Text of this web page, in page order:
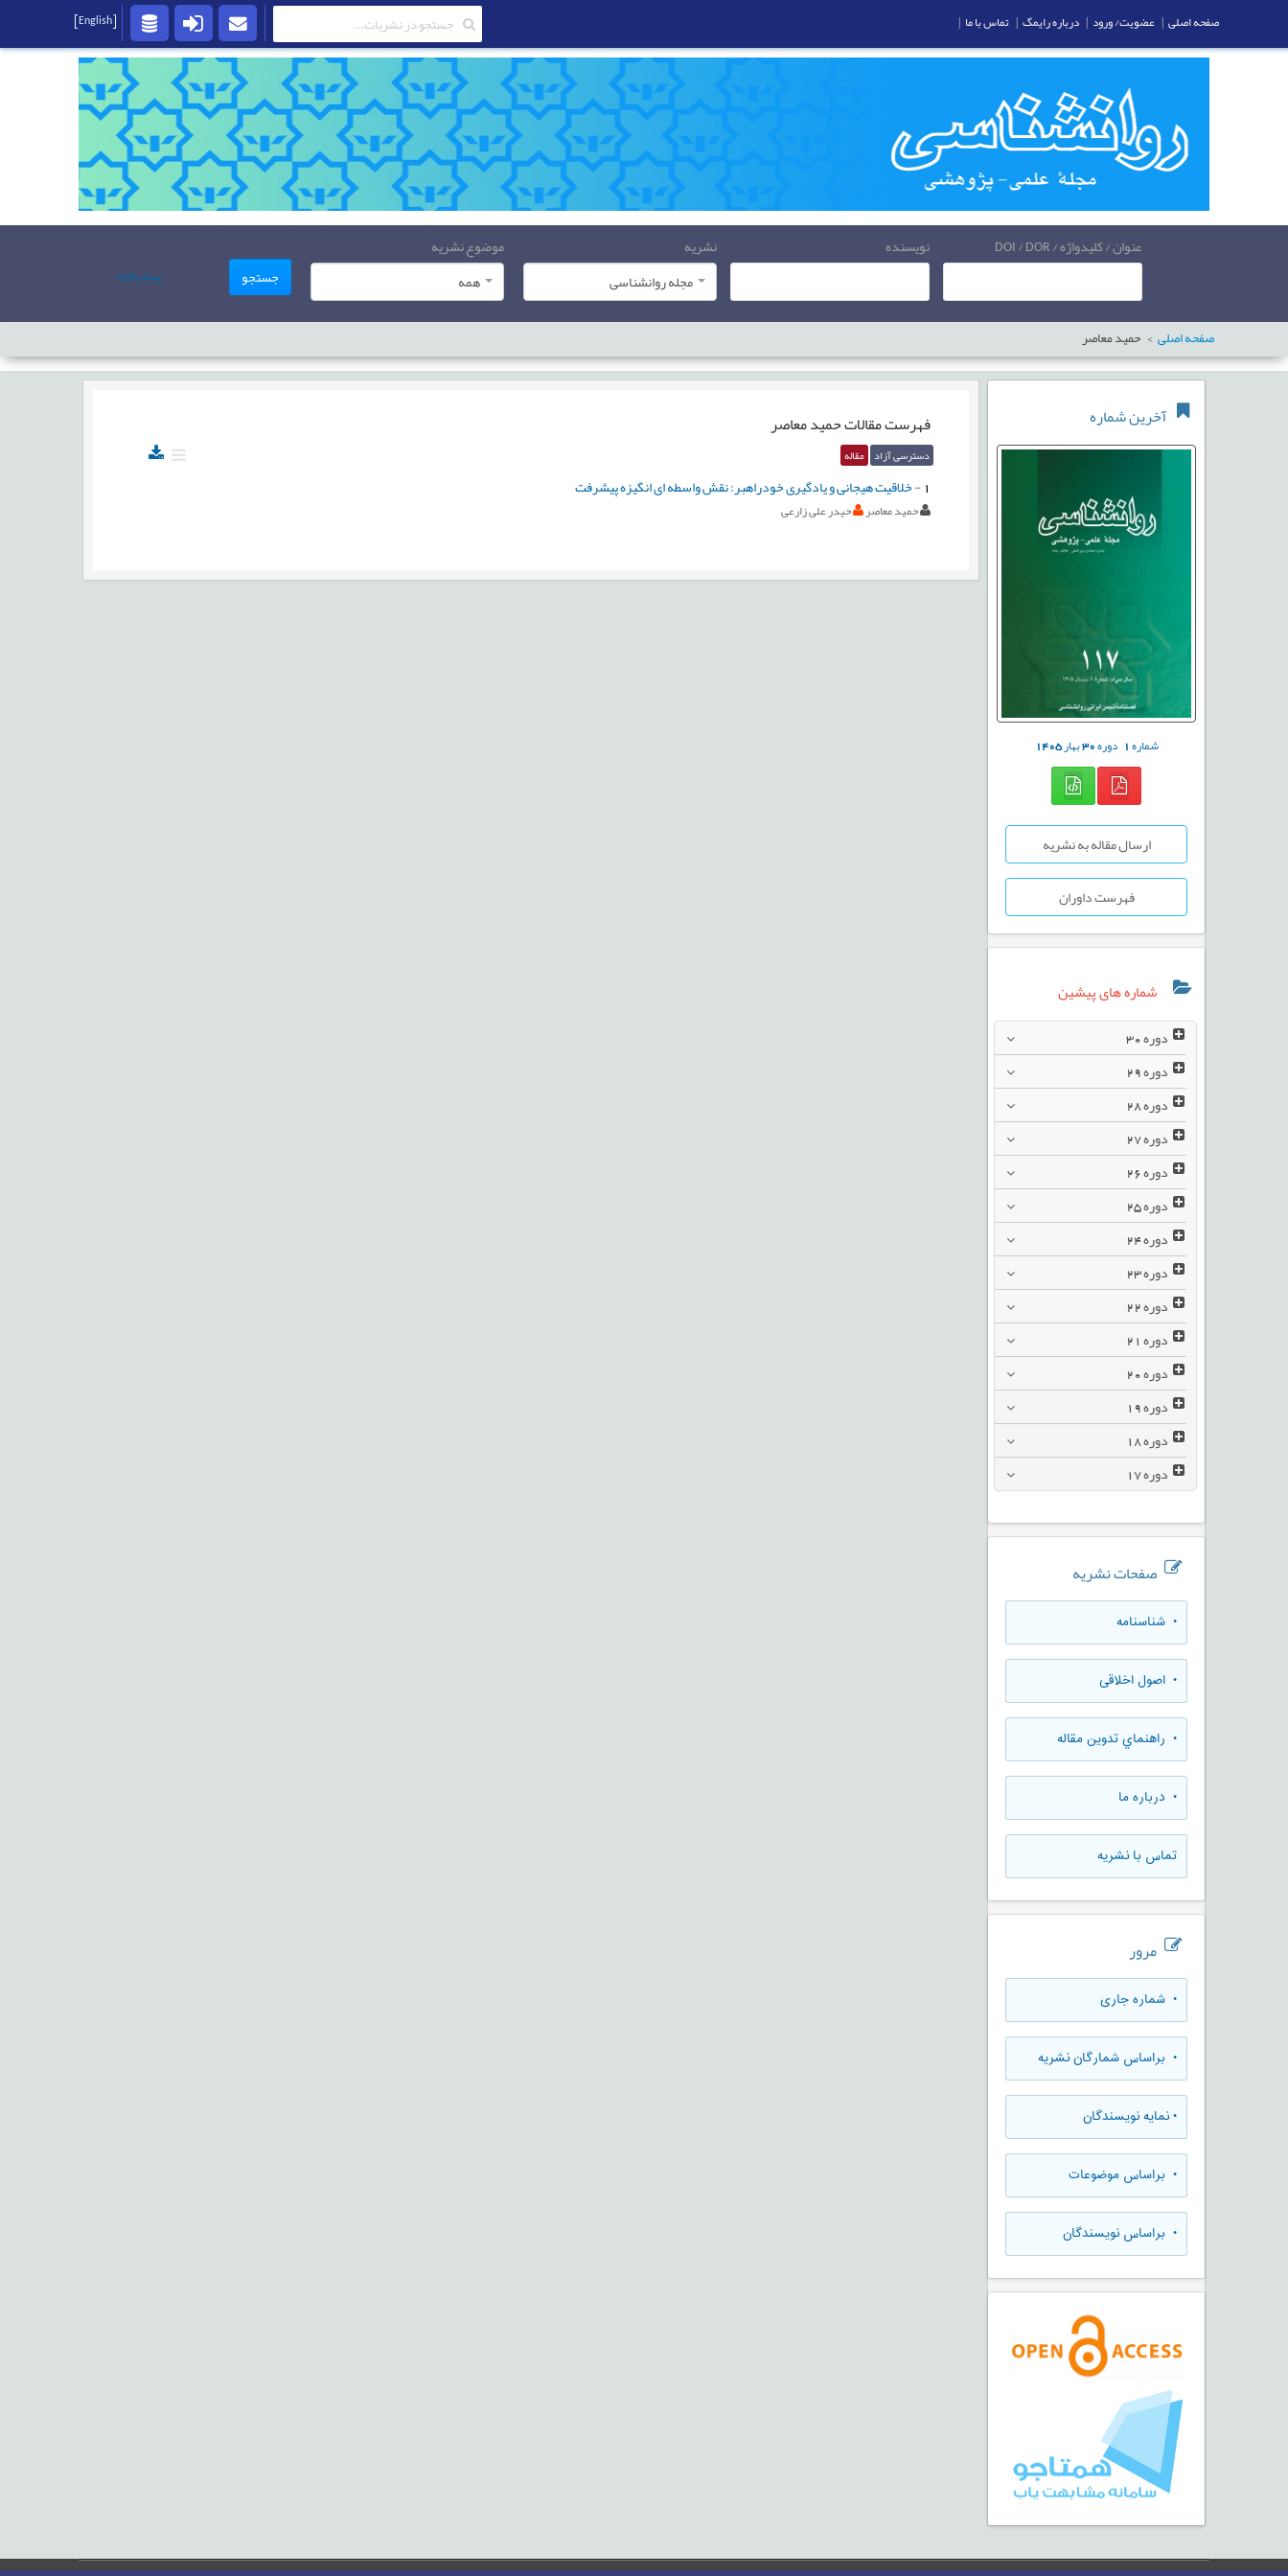
عنوان / کلیدواژه / DOI / DOR نویسنده
نشریه
مجله روانشناسی
موضوع نشریه
همه
جستجو پیشرفته
صفحه اصلی حمید معاصر
آخرین شماره
شماره1 دوره30بهار1405
ارسال مقاله به نشریه
فهرست داوران
شماره های پیشین
دوره
دوره
دوره
دوره
دوره
دوره
دوره
دوره
دوره
دوره
دوره
دوره
دوره
دوره
صفحات نشریه
• شناسنامه
• اصول اخلاقی
• راهنماي تدوين مقاله
• درباره ما
تماس با نشریه
مرور
• شماره جاری
• براساس شمارگان نشریه
•نمایه نویسندگان
• براساس موضوعات
• براساس نویسندگان
فهرست مقالاتحمید معاصر
دسترسی آزاد مقاله
1
-خلاقیت هیجانی و یادگیری خودراهبر: نقش واسطه ای انگیزه پیشرفت
حمید معاصر حیدر علی زارعی
صفحه اصلی | عضویت/ ورود | درباره رایمگ | تماس با ما |
[English]